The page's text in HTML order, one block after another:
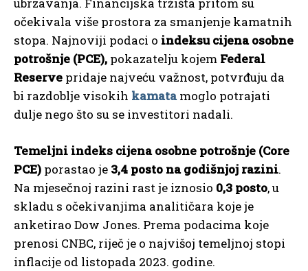
očekivala više prostora za smanjenje kamatnih
stopa. Najnoviji podaci o indeksu cijena osobne
potrošnje (PCE), pokazatelju kojem Federal
Reserve pridaje najveću važnost, potvrđuju da
bi razdoblje visokih kamatamoglo potrajati
dulje nego što su se investitori nadali.
Temeljni indeks cijena osobne potrošnje (Core
PCE) porastao je 3,4 posto na godišnjoj razini.
Na mjesečnoj razini rast je iznosio 0,3 posto, u
skladu s očekivanjima analitičara koje je
anketirao Dow Jones. Prema podacima koje
prenosi CNBC, riječ je o najvišoj temeljnoj stopi
inflacije od listopada 2023. godine.